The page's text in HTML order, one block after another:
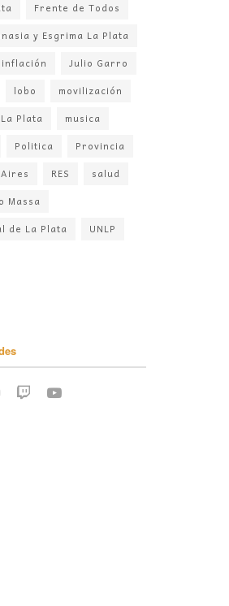
Frente de Todos
y Esgrima La Plata
inflación
Julio Garro
lobo
movilización
Plata
musica
Politica
Provincia
RES
salud
Massa
de La Plata
UNLP